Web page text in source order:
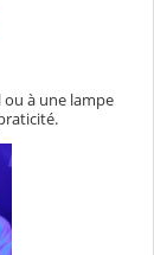
ou à une lampe